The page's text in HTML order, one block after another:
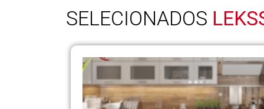
SELECIONADOS